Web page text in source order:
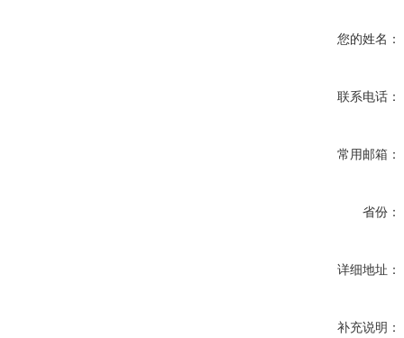
您的姓名：
联系电话：
常用邮箱：
省份：
详细地址：
补充说明：